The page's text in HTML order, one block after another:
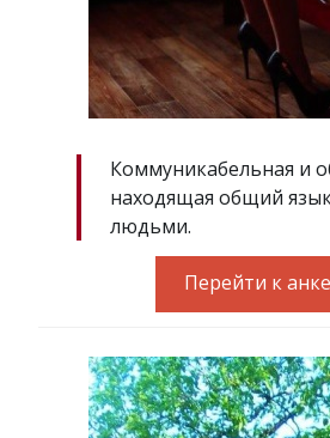
Коммуникабельная и
находящая общий
людьми.
Перейти к